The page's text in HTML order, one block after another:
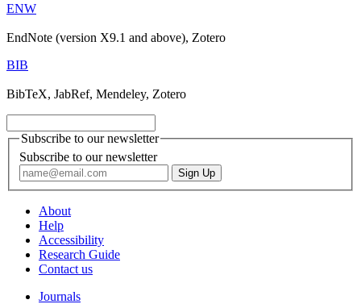
ENW
EndNote (version X9.1 and above), Zotero
BIB
BibTeX, JabRef, Mendeley, Zotero
Subscribe to our newsletter
Subscribe to our newsletter
About
Help
Accessibility
Research Guide
Contact us
Journals